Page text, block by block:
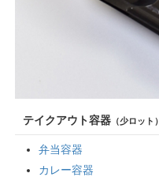
テイクアウト容器（少ロット）
弁当容器
カレー容器